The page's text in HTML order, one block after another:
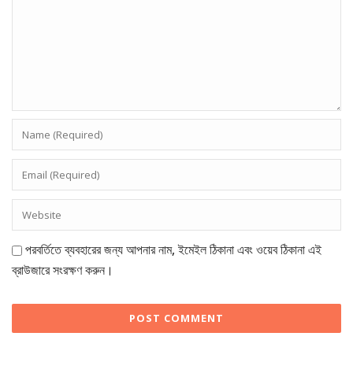
পরবর্তিতে ব্যবহারের জন্য আপনার নাম, ইমেইল ঠিকানা এবং ওয়েব ঠিকানা এই
ব্রাউজারে সংরক্ষণ করুন।